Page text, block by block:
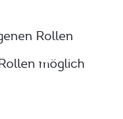
Rollen
möglich